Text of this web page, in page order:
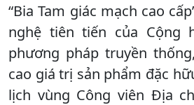
“Bia Tam giác mạch cao
nghệ tiên tiến của Cộng
phương pháp truyền
cao giá trị sản phẩm đặc
lịch vùng Công viên Địa